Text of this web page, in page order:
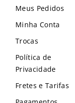
Meus Pedidos
Minha Conta
Trocas
Política de
Privacidade
Fretes e Tarifas